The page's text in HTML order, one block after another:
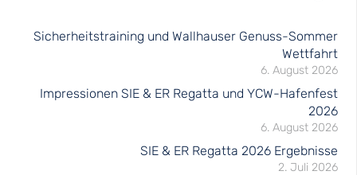
Sicherheitstraining und Wallhauser Genuss-Sommer
Wettfahrt
6. August 2026
Impressionen SIE & ER Regatta und YCW-Hafenfest
2026
6. August 2026
SIE & ER Regatta 2026 Ergebnisse
2. Juli 2026